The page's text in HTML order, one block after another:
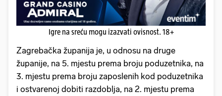
Igre na sreću mogu izazvati ovisnost. 18+
Zagrebačka županija je, u odnosu na druge
županije, na 5. mjestu prema broju poduzetnika, na
3. mjestu prema broju zaposlenih kod poduzetnika
i ostvarenoj dobiti razdoblja, na 2. mjestu prema